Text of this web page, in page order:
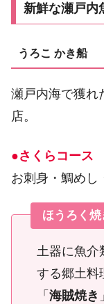
新鮮な瀬戸内
うろこ かき船
瀬戸内海で獲れ
店。
●さくらコース
お刺身・鯛めし
ほうろく焼
土器に魚介
する郷土料
「 海賊焼き